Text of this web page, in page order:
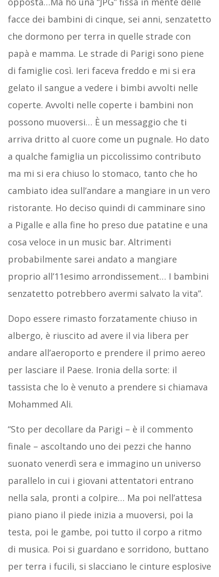
facce dei bambini di cinque, sei anni, senzatetto
che dormono per terra in quelle strade con
papà e mamma. Le strade di Parigi sono piene
di famiglie così. Ieri faceva freddo e mi si era
gelato il sangue a vedere i bimbi avvolti nelle
coperte. Avvolti nelle coperte i bambini non
possono muoversi… È un messaggio che ti
arriva dritto al cuore come un pugnale. Ho dato
a qualche famiglia un piccolissimo contributo
ma mi si era chiuso lo stomaco, tanto che ho
cambiato idea sull’andare a mangiare in un vero
ristorante. Ho deciso quindi di camminare sino
a Pigalle e alla fine ho preso due patatine e una
cosa veloce in un music bar. Altrimenti
probabilmente sarei andato a mangiare
proprio all’11esimo arrondissement… I bambini
senzatetto potrebbero avermi salvato la vita”.
Dopo essere rimasto forzatamente chiuso in
albergo, è riuscito ad avere il via libera per
andare all’aeroporto e prendere il primo aereo
per lasciare il Paese. Ironia della sorte: il
tassista che lo è venuto a prendere si chiamava
Mohammed Ali.
“Sto per decollare da Parigi – è il commento
finale – ascoltando uno dei pezzi che hanno
suonato venerdì sera e immagino un universo
parallelo in cui i giovani attentatori entrano
nella sala, pronti a colpire… Ma poi nell’attesa
piano piano il piede inizia a muoversi, poi la
testa, poi le gambe, poi tutto il corpo a ritmo
di musica. Poi si guardano e sorridono, buttano
per terra i fucili, si slacciano le cinture esplosive